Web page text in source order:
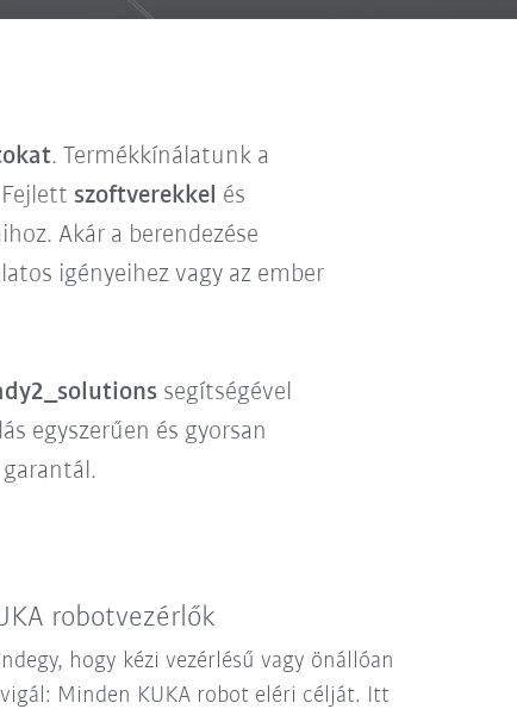
. Termékkínálatunk a
szoftverekkel és
Akár a berendezése
igényeihez vagy az ember
segítségével
egyszerűen és gyorsan
robotvezérlők
hogy kézi vezérlésű vagy önállóan
Minden KUKA robot eléri célját. Itt